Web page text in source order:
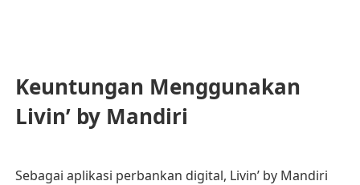
Keuntungan Menggunakan
Livin’ by Mandiri
Sebagai aplikasi perbankan digital, Livin’ by Mandiri